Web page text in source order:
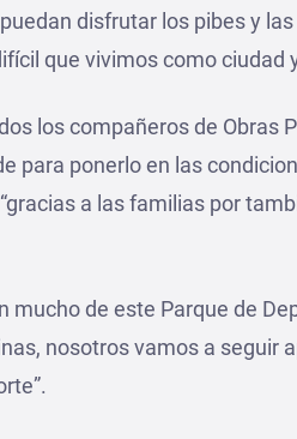
disfrutar los pibes y
que vivimos como ciudad
los compañeros de Obras
para ponerlo en las
a las familias por
mucho de este Parque de
nosotros vamos a seguir